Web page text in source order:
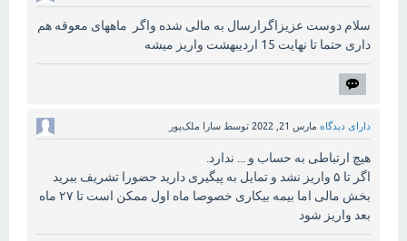
سلام دوست عزیزاگرارسال به مالی شده واگر ماههای معوقه هم
داری حتما تا نهایت 15 اردیبهشت واریز میشه
دارای دیدگاه مارس 21, 2022 توسط سارا ملک‌پور
هیچ ارتباطی به حساب و ... ندارد.
اگر تا ۵ واریز نشد و تمایل به پیگیری دارید حضورا تشریف ببرید
بخش مالی اما بیمه بیکاری خصوصا ماه اول ممکن است تا ۲۷ ماه
بعد واریز شود